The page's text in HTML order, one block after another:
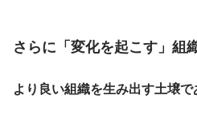
さらに「変化を起こす」組
より良い組織を生み出す土壌